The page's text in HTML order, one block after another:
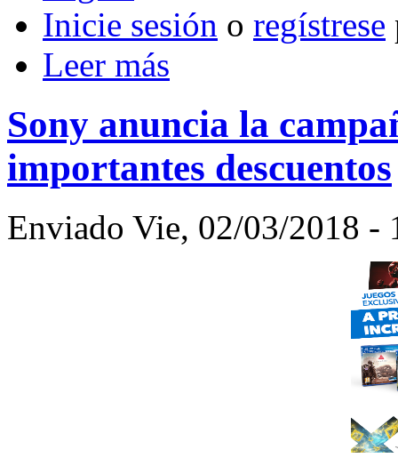
Inicie sesión o regístrese
Leer más
Sony anuncia la
importantes descuentos
Enviado Vie, 02/03/2018 -